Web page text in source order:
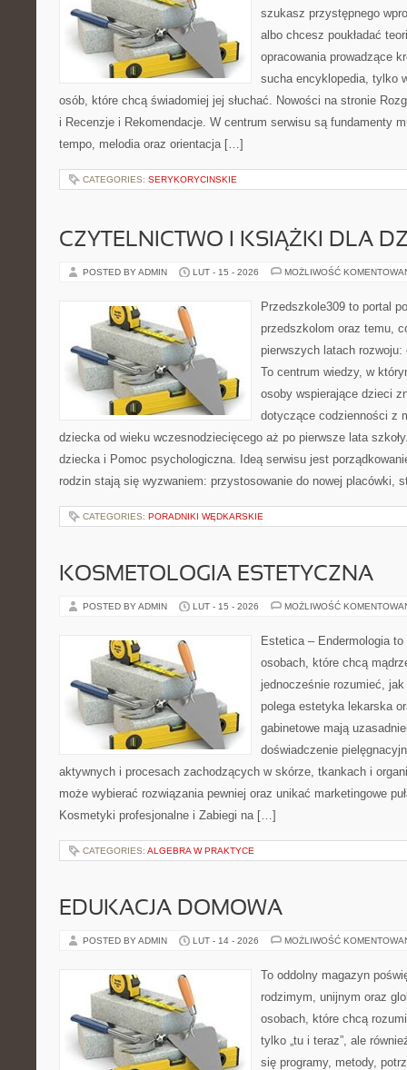
szukasz przystępnego
albo chcesz poukładać
opracowania prowadzące
sucha encyklopedia, tylko
osób, które chcą świadomiej jej słuchać. Nowości na stronie
i Recenzje i Rekomendacje. W centrum serwisu są fundamenty
tempo, melodia oraz orientacja […]
CATEGORIES: SERYKORYCINSKIE
CZYTELNICTWO I KSIĄŻKI DLA
POSTED BY ADMIN LUT - 15 - 2026 MOŻLIWOŚĆ
Przedszkole309 to portal
przedszkolom oraz temu,
pierwszych latach
To centrum wiedzy, w
osoby wspierające dzieci
dotyczące codzienności z
dziecka od wieku wczesnodziecięcego aż po pierwsze lata
dziecka i Pomoc psychologiczna. Ideą serwisu jest
rodzin stają się wyzwaniem: przystosowanie do nowej placówki,
CATEGORIES: PORADNIKI WĘDKARSKIE
KOSMETOLOGIA ESTETYCZNA
POSTED BY ADMIN LUT - 15 - 2026 MOŻLIWOŚĆ
Estetica – Endermologia
osobach, które chcą
jednocześnie rozumieć,
polega estetyka lekarska
gabinetowe mają
doświadczenie
aktywnych i procesach zachodzących w skórze, tkankach i
może wybierać rozwiązania pewniej oraz unikać marketingowe
Kosmetyki profesjonalne i Zabiegi na […]
CATEGORIES: ALGEBRA W PRAKTYCE
EDUKACJA DOMOWA
POSTED BY ADMIN LUT - 14 - 2026 MOŻLIWOŚĆ
To oddolny magazyn
rodzimym, unijnym oraz
osobach, które chcą
tylko „tu i teraz”, ale
się programy, metody,